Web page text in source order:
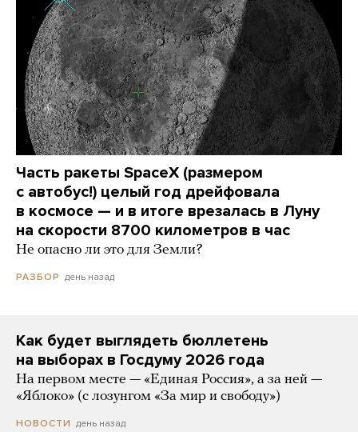
Часть ракеты SpaceX (размером
с автобус!) целый год дрейфовала
в космосе — и в итоге врезалась в Луну
на скорости 8700 километров в час
Не опасно ли это для Земли?
РАЗБОР день назад
Как будет выглядеть бюллетень
на выборах в Госдуму 2026 года
На первом месте — «Единая Россия», а за ней —
«Яблоко» (с лозунгом «За мир и свободу»)
НОВОСТИ день назад